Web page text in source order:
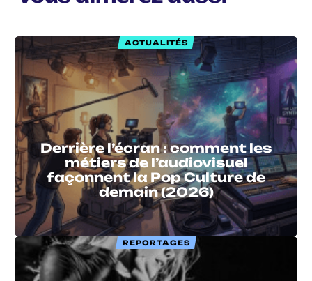
ACTUALITÉS
Derrière l’écran : comment les
métiers de l’audiovisuel
façonnent la Pop Culture de
demain (2026)
REPORTAGES